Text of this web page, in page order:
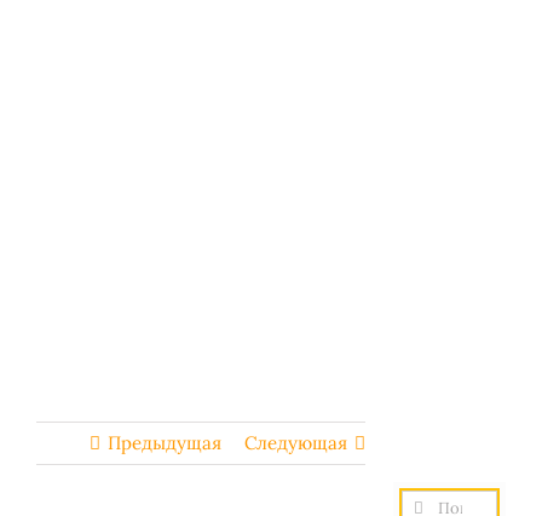
Предыдущая Следующая
Результат